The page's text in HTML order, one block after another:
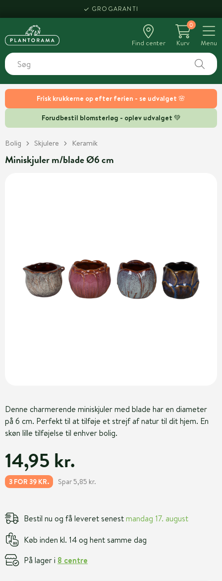
Frisk krukkerne op efter ferien - se udvalget 🌸
Forudbestil blomsterløg - oplev udvalget 💚
GROGARANTI
Find center
0
Kurv
Menu
Bolig Skjulere Keramik
Miniskjuler m/blade Ø6 cm
Denne charmerende miniskjuler med blade har en diameter
på 6 cm. Perfekt til at tilføje et strejf af natur til dit hjem. En
skøn lille tilføjelse til enhver bolig.
14,95 kr.
3 FOR 39 KR. Spar 5,85 kr.
Bestil nu og få leveret senestmandag 17. august
Køb inden kl. 14 og hent samme dag
På lager i 8 centre